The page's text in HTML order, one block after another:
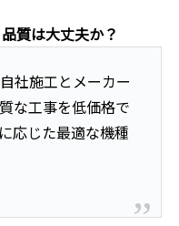
質は大丈夫か？
社施工とメーカー
な工事を低価格で
応じた最適な機種